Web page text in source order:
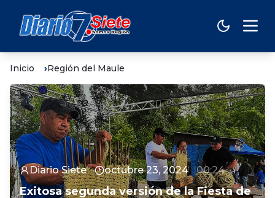
Inicio Región del Maule
Diario Siete octubre 23, 2024 00:24
Exitosa segunda versión de la Fiesta de